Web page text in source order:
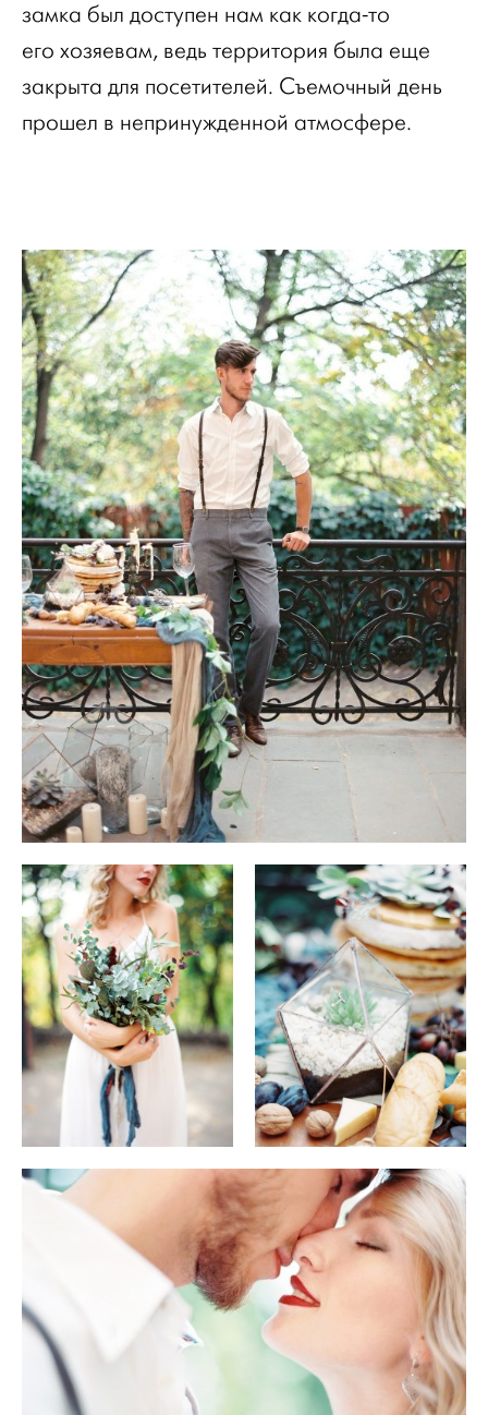
замка был доступен нам как когда-то
его хозяевам, ведь территория была еще
закрыта для посетителей. Съемочный день
прошел в непринужденной атмосфере.